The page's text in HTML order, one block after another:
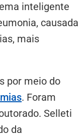
inteligente
causada
mais
por meio do
. Foram
Selleti
da